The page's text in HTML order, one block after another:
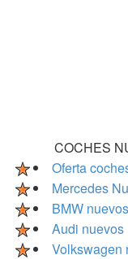
COCHES
Oferta
Mercedes
BMW nuevos
Audi nuevos
Volkswagen